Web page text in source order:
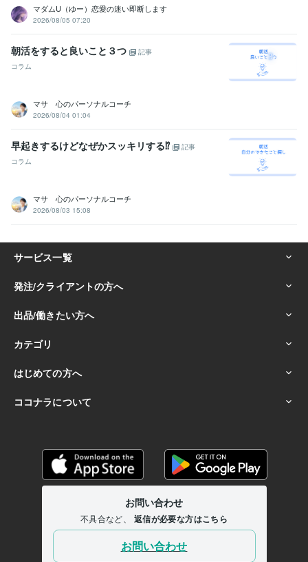
マダムU（ゆー）恋愛の迷い即断します
2026/08/05 07:20
朝活をすると良いこと３つ
記事
コラム
マサ 心のパーソナルコーチ
2026/08/04 01:04
早起きするけどなぜかスッキリする⁉️
記事
コラム
マサ 心のパーソナルコーチ
2026/08/03 15:08